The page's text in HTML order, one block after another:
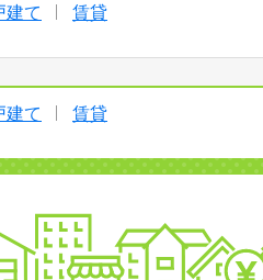
建て 賃貸
建て 賃貸